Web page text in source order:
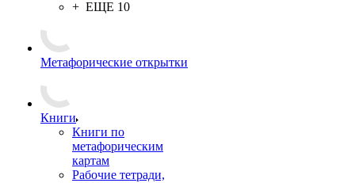
+ ЕЩЕ 10
Метафорические открытки
Книги
Книги по
метафорическим
картам
Рабочие тетради,